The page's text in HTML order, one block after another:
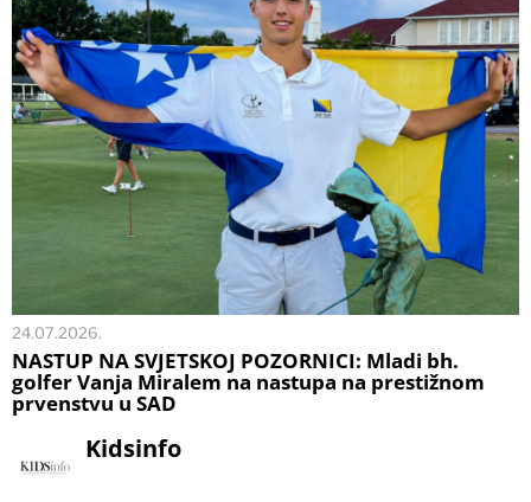
24.07.2026.
NASTUP NA SVJETSKOJ POZORNICI: Mladi bh.
golfer Vanja Miralem na nastupa na prestižnom
prvenstvu u SAD
Kidsinfo